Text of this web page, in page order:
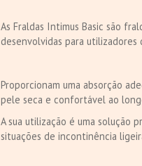
As Fraldas Intimus Basic são
desenvolvidas para
Proporcionam uma absorção
pele seca e confortável ao
A sua utilização é uma solução
situações de incontinência